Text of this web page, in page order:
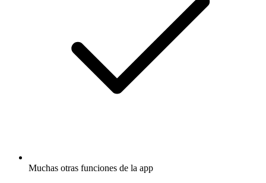
Muchas otras funciones de la app